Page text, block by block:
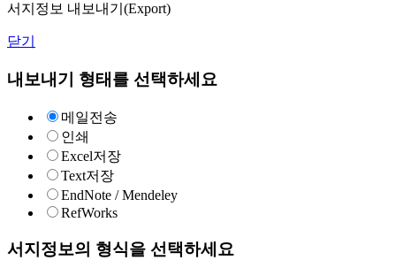
서지정보 내보내기(Export)
닫기
내보내기 형태를 선택하세요
메일전송
인쇄
Excel저장
Text저장
EndNote / Mendeley
RefWorks
서지정보의 형식을 선택하세요